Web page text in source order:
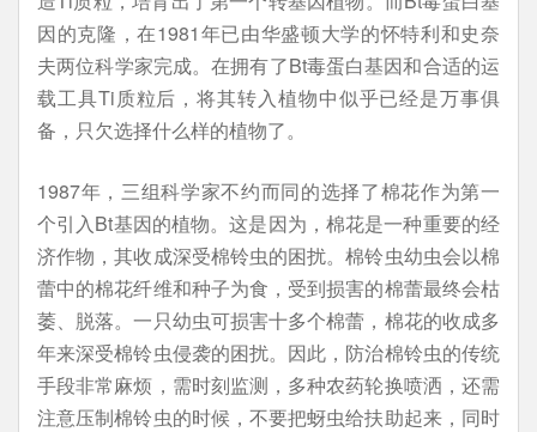
因的克隆，在1981年已由华盛顿大学的怀特利和史奈
夫两位科学家完成。在拥有了Bt毒蛋白基因和合适的运
载工具Ti质粒后，将其转入植物中似乎已经是万事俱
备，只欠选择什么样的植物了。
1987年，三组科学家不约而同的选择了棉花作为第一
个引入Bt基因的植物。这是因为，棉花是一种重要的经
济作物，其收成深受棉铃虫的困扰。棉铃虫幼虫会以棉
蕾中的棉花纤维和种子为食，受到损害的棉蕾最终会枯
萎、脱落。一只幼虫可损害十多个棉蕾，棉花的收成多
年来深受棉铃虫侵袭的困扰。因此，防治棉铃虫的传统
手段非常麻烦，需时刻监测，多种农药轮换喷洒，还需
注意压制棉铃虫的时候，不要把蚜虫给扶助起来，同时